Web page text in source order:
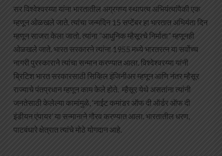
सर विश्वेश्वरय्या यांना भारतातील अग्रगण्य स्थापत्य अभियंत्यांपैकी एक
म्हणून ओळखले जाते. त्यांचा जन्मदिन 15 सप्टेंबर हा भारतात अभियंता दिन
म्हणून साजरा केला जातो. त्यांना “आधुनिक म्हैसूरचे निर्माता” म्हणूनही
ओळखले जाते. भारत सरकारने त्यांना 1955 मध्ये भारतरत्न या सर्वोच्च
नागरी पुरस्काराने त्यांचा सन्मान करण्यात आला. विश्वेश्वरय्या यांनी
ब्रिटिश भारत सरकारसाठी सिव्हिल इंजिनीअर म्हणून आणि नंतर म्हैसूर
राज्याचे पंतप्रधान म्हणून काम केले होते. म्हैसूर येथे असतांना त्यांनी
जनतेसाठी केलेल्या कामांमुळे, ‘नाईट कमांडर ऑफ दी ऑर्डर ऑफ दी
इंडीयन एंपायर’ या सन्मानाने गौरव करण्यात आला. भारतातील धरण,
पाटबंधारे क्षेत्रात त्यांचे मोठे योगदान आहे.